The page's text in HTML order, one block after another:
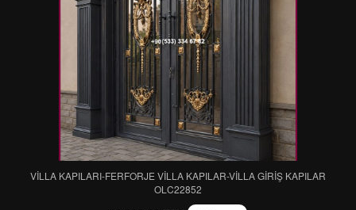
VİLLA KAPILARI-FERFORJE VİLLA KAPILAR-VİLLA GİRİŞ KAPILAR
OLC22852